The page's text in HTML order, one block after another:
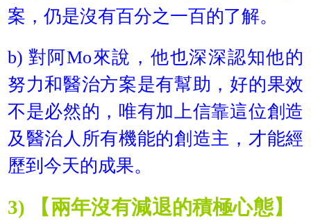
案，仍是沒有百分之一百的了解。
b) 對阿Mo來說，他也深深認知他的
努力和醫治方案是有幫助，好的果效
不是必然的，唯有加上信靠這位創造
及醫治人所有機能的創造主，才能經
歷到今天的成果。
3) 【兩年沒有減退的積極心態】